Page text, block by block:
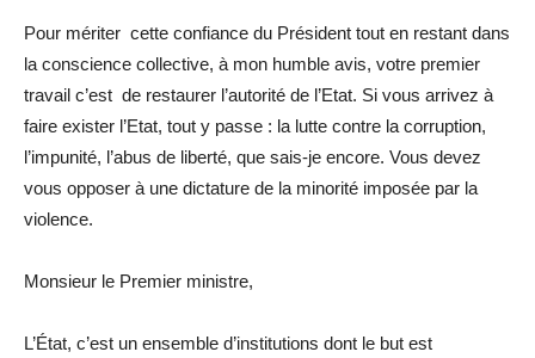
Pour mériter cette confiance du Président tout en restant dans
la conscience collective, à mon humble avis, votre premier
travail c’est de restaurer l’autorité de l’Etat. Si vous arrivez à
faire exister l’Etat, tout y passe : la lutte contre la corruption,
l’impunité, l’abus de liberté, que sais-je encore. Vous devez
vous opposer à une dictature de la minorité imposée par la
violence.
Monsieur le Premier ministre,
L’État, c’est un ensemble d’institutions dont le but est